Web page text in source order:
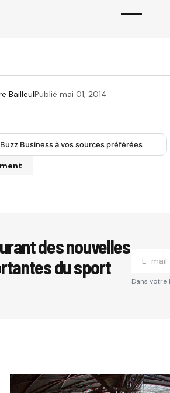
BailleulPublié mai 01, 2014
Business à vos sources préférées
des nouvelles
du sport
Dans votre